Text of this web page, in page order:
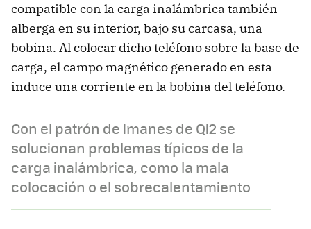
compatible con la carga inalámbrica también
alberga en su interior, bajo su carcasa, una
bobina. Al colocar dicho teléfono sobre la base de
carga, el campo magnético generado en esta
induce una corriente en la bobina del teléfono.
Con el patrón de imanes de Qi2 se
solucionan problemas típicos de la
carga inalámbrica, como la mala
colocación o el sobrecalentamiento